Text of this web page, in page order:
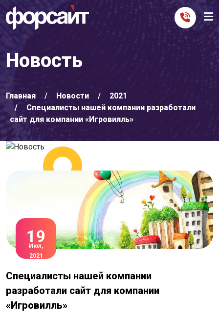
Новость
Главная Новости
2021
Специалисты нашей компании разработали
сайт для компании «Игровилль»
19
Июл,
2021
Специалисты нашей компании
разработали сайт для компании
«Игровилль»